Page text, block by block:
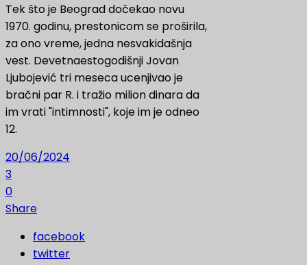
Tek što je Beograd dočekao novu
1970. godinu, prestonicom se proširila,
za ono vreme, jedna nesvakidašnja
vest. Devetnaestogodišnji Jovan
Ljubojević tri meseca ucenjivao je
bračni par R. i tražio milion dinara da
im vrati "intimnosti", koje im je odneo
12.
20/06/2024
3
0
Share
facebook
twitter